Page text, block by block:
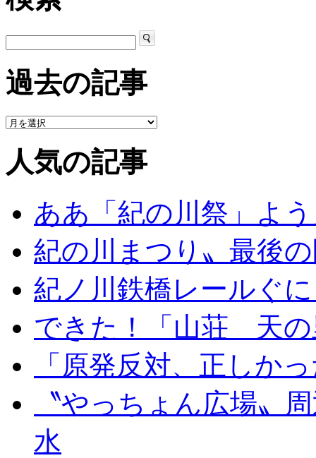
過去の記事
人気の記事
ああ「紀の川祭」よ
紀の川まつり〟最後
紀ノ川鉄橋レールぐ
できた！「山荘 天の
「原発反対、正しか
〝やっちょん広場〟
水